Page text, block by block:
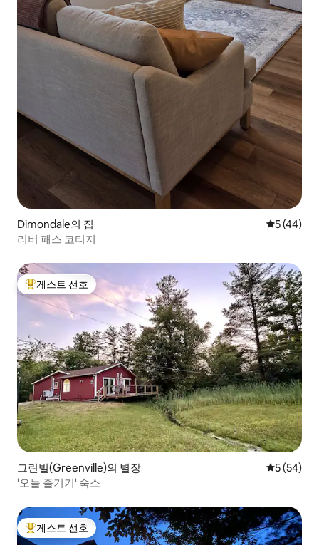
Dimondale의 집 평점 5점(5
5 (44)
리버 패스 코티지
상위 게스트 선호
게스트 선호
그린빌(Greenville)의 별장 평점 5점(5
5 (54)
'오늘 즐기기' 숙소
상위 게스트 선호
게스트 선호